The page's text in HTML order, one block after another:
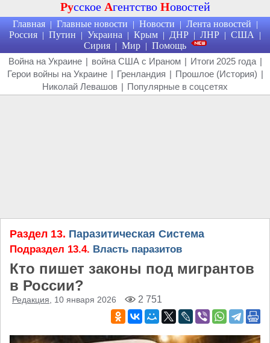
Русское Агентство Новостей
Главная | Главные новости | Новости | Лента новостей |
Россия | Путин | Украина | Крым | ДНР | ЛНР | США |
Сирия | Мир | Помощь
Война на Украине | война США с Ираном | Итоги 2025 года |
Герои войны на Украине | Гренландия | Прошлое (История) |
Николай Левашов | Популярные в соцсетях
Раздел 13. Паразитическая Система
Подраздел 13.4. Власть паразитов
Кто пишет законы под мигрантов
в России?
Редакция , 10 января 2026 2 751